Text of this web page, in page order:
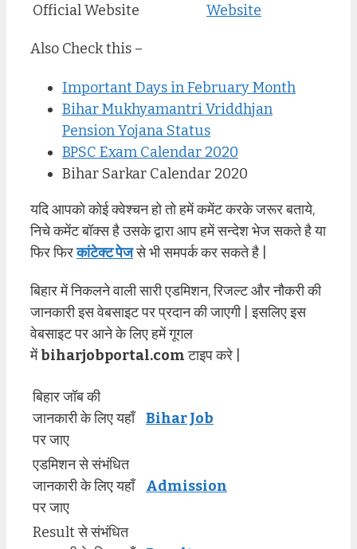
Official Website Website
Also Check this –
Important Days in February Month
Bihar Mukhyamantri Vriddhjan
Pension Yojana Status
BPSC Exam Calendar 2020
Bihar Sarkar Calendar 2020
यदि आपको कोई क्वेश्चन हो तो हमें कमेंट करके जरूर बताये,
निचे कमेंट बॉक्स है उसके द्वारा आप हमें सन्देश भेज सकते है या
फिर फिरकांटेक्ट पेजसे भी समपर्क कर सकते है |
बिहार में निकलने वाली सारी एडमिशन, रिजल्ट और नौकरी की
जानकारी इस वेबसाइट पर प्रदान की जाएगी | इसलिए इस
वेबसाइट पर आने के लिए हमें गूगल
मेंbiharjobportal.comटाइप करे |
बिहार जॉब की
जानकारी के लिए यहाँ
पर जाए
Bihar Job
एडमिशन से संभंधित
जानकारी के लिए यहाँ
पर जाए
Admission
Result से संभंधित